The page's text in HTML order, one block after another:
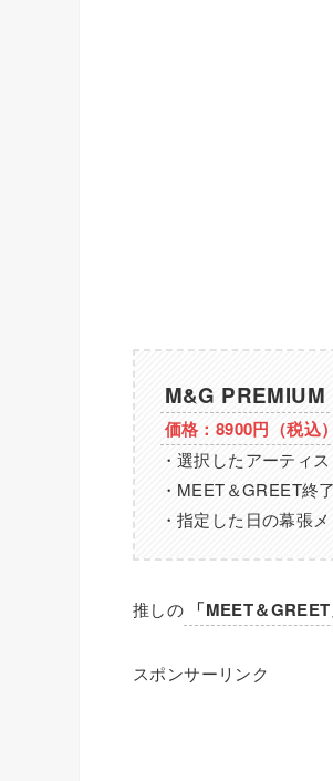
M&G PREMIUM
価格：8900円（税込）
・選択したアーティ
・MEET＆GREET終
・指定した日の幕張
推しの 「MEET＆
スポンサーリンク